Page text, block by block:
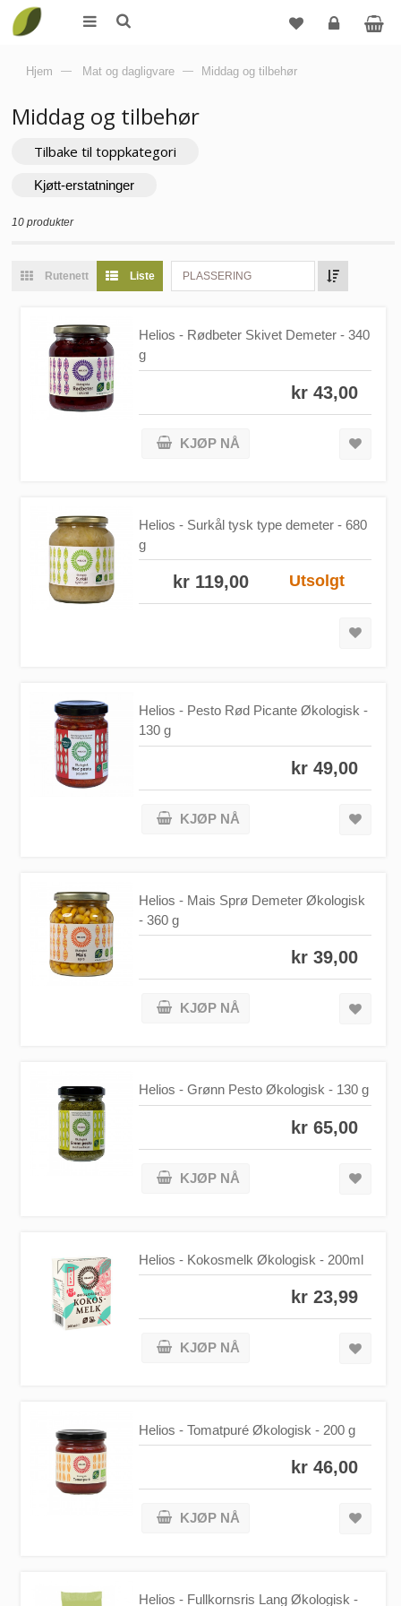
Hjem — Mat og dagligvare — Middag og tilbehør
Middag og tilbehør
Tilbake til toppkategori
Kjøtt-erstatninger
10 produkter
Rutenett Liste PLASSERING
Helios - Rødbeter Skivet Demeter - 340
g
kr 43,00
KJØP NÅ
Helios - Surkål tysk type demeter - 680
g
Utsolgt
kr 119,00
Helios - Pesto Rød Picante Økologisk -
130 g
kr 49,00
KJØP NÅ
Helios - Mais Sprø Demeter Økologisk
- 360 g
kr 39,00
KJØP NÅ
Helios - Grønn Pesto Økologisk - 130 g
kr 65,00
KJØP NÅ
Helios - Kokosmelk Økologisk - 200ml
kr 23,99
KJØP NÅ
Helios - Tomatpuré Økologisk - 200 g
kr 46,00
KJØP NÅ
Helios - Fullkornsris Lang Økologisk -